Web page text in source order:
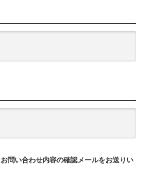
問い合わせ内容の確認メールをお送りい